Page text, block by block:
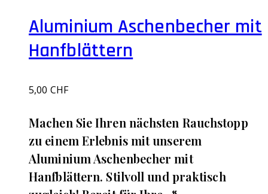
Aluminium Aschenbecher mit
Hanfblättern
5,00 CHF
Machen Sie Ihren nächsten Rauchstopp
zu einem Erlebnis mit unserem
Aluminium Aschenbecher mit
Hanfblättern. Stilvoll und praktisch